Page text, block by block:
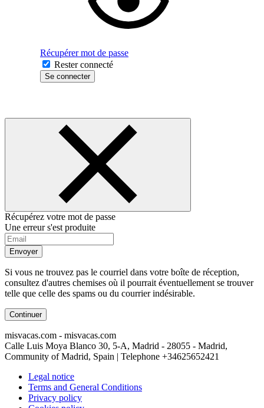
Récupérer mot de passe
Rester connecté
Se connecter
Récupérez votre mot de passe
Une erreur s'est produite
Envoyer
Si vous ne trouvez pas le courriel dans votre boîte de réception,
consultez d'autres chemises où il pourrait éventuellement se trouver
telle que celle des spams ou du courrier indésirable.
Continuer
misvacas.com - misvacas.com
Calle Luis Moya Blanco 30, 5-A, Madrid - 28055 - Madrid,
Community of Madrid, Spain | Telephone +34625652421
Legal notice
Terms and General Conditions
Privacy policy